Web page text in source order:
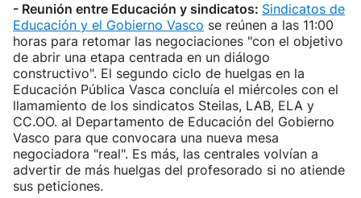
- Reunión entre Educación y sindicatos: Sindicatos de
Educación y el Gobierno Vasco se reúnen a las 11:00
horas para retomar las negociaciones "con el objetivo
de abrir una etapa centrada en un diálogo
constructivo". El segundo ciclo de huelgas en la
Educación Pública Vasca concluía el miércoles con el
llamamiento de los sindicatos Steilas, LAB, ELA y
CC.OO. al Departamento de Educación del Gobierno
Vasco para que convocara una nueva mesa
negociadora "real". Es más, las centrales volvían a
advertir de más huelgas del profesorado si no atiende
sus peticiones.